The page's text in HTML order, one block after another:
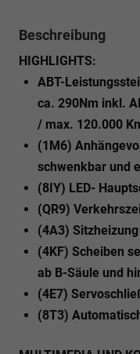
Beschreibung
HIGHLIGHTS:
ABT-
ca. 290Nm inkl.
/ max. 120.000
(1M6)
schwenkbar und
(8IY) LED-
(QR9)
(4A3)
(4KF) Scheiben
ab B-Säule und
(4E7)
(8T3)